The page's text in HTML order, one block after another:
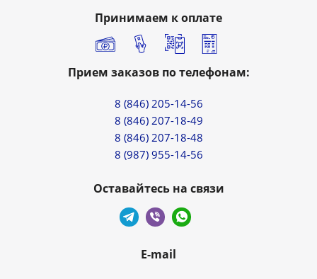
Принимаем к оплате
Прием заказов по телефонам:
8 (846) 205-14-56
8 (846) 207-18-49
8 (846) 207-18-48
8 (987) 955-14-56
Оставайтесь на связи
E-mail